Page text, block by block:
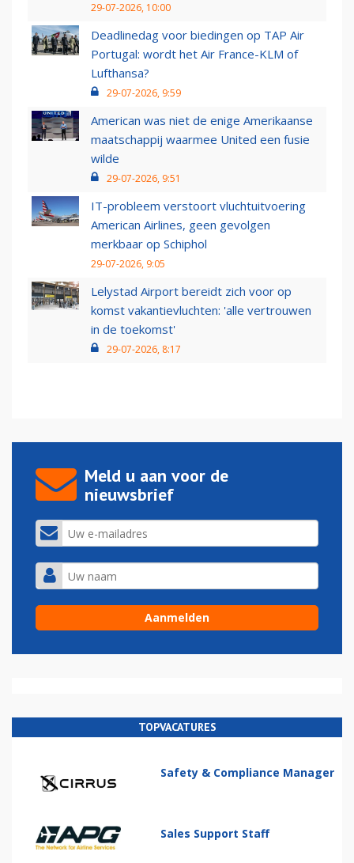
29-07-2026, 10:00
Deadlinedag voor biedingen op TAP Air
Portugal: wordt het Air France-KLM of
Lufthansa?
29-07-2026, 9:59
American was niet de enige Amerikaanse
maatschappij waarmee United een fusie
wilde
29-07-2026, 9:51
IT-probleem verstoort vluchtuitvoering
American Airlines, geen gevolgen
merkbaar op Schiphol
29-07-2026, 9:05
Lelystad Airport bereidt zich voor op
komst vakantievluchten: 'alle vertrouwen
in de toekomst'
29-07-2026, 8:17
Meld u aan voor de
nieuwsbrief
TOPVACATURES
Safety & Compliance Manager
Sales Support Staff